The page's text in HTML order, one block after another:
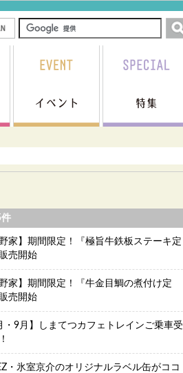
家】期間限定！『極旨牛鉄板ステーキ定
売開始
家】期間限定！『牛金目鯛の煮付け定
売開始
・9月】しまてつカフェトレインご乗車受
・氷室京介のオリジナルラベル缶がココ